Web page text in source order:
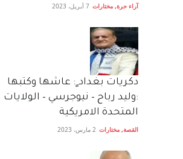
آراء حرة, مختارات 7 أبريل، 2023
دكريات بغداد ٍ: عاشها وكتبها
:وليد رباح – نيوجرسي – الولايات
المتحدة الامريكية
القصة, مختارات 2 مارس، 2023